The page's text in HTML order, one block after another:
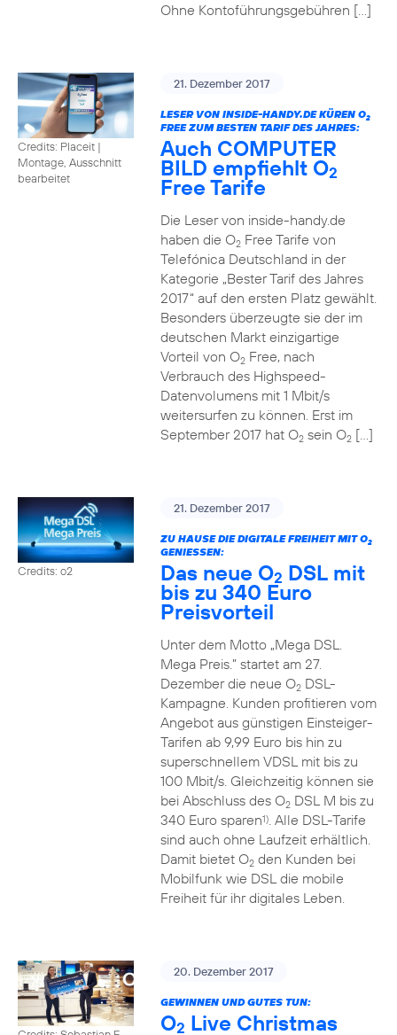
Ohne Kontoführungsgebühren […]
Credits: Placeit |
Montage, Ausschnitt
bearbeitet
21. Dezember 2017
LESER VON INSIDE-HANDY.DE KÜREN O2
FREE ZUM BESTEN TARIF DES JAHRES:
Auch COMPUTER
BILD empfiehlt O2
Free Tarife
Die Leser von inside-handy.de
haben die O2Free Tarife von
Telefónica Deutschland in der
Kategorie „Bester Tarif des Jahres
2017“ auf den ersten Platz gewählt.
Besonders überzeugte sie der im
deutschen Markt einzigartige
Vorteil von O2Free, nach
Verbrauch des Highspeed-
Datenvolumens mit 1 Mbit/s
weitersurfen zu können. Erst im
September 2017 hat O2sein O2[…]
Credits: o2
21. Dezember 2017
ZU HAUSE DIE DIGITALE FREIHEIT MIT O2
GENIESSEN:
Das neue O2 DSL mit
bis zu 340 Euro
Preisvorteil
Unter dem Motto „Mega DSL.
Mega Preis.” startet am 27.
Dezember die neue O2DSL-
Kampagne. Kunden profitieren vom
Angebot aus günstigen Einsteiger-
Tarifen ab 9,99 Euro bis hin zu
superschnellem VDSL mit bis zu
100 Mbit/s. Gleichzeitig können sie
bei Abschluss des O2DSL M bis zu
340 Euro sparen1). Alle DSL-Tarife
sind auch ohne Laufzeit erhältlich.
Damit bietet O2den Kunden bei
Mobilfunk wie DSL die mobile
Freiheit für ihr digitales Leben.
20. Dezember 2017
GEWINNEN UND GUTES TUN:
O2 Live Christmas